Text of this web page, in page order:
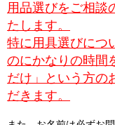
用品選びをご相談
たします。
特に用具選びにつ
のにかなりの時間
だけ」という方の
だきます。